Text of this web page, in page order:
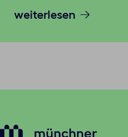
weiterlesen